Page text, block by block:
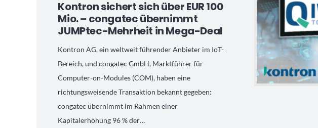
Kontron sichert sich über EUR 100
Mio. – congatec übernimmt
JUMPtec-Mehrheit in Mega-Deal
Kontron AG, ein weltweit führender Anbieter im IoT-
Bereich, und congatec GmbH, Marktführer für
Computer-on-Modules (COM), haben eine
richtungsweisende Transaktion bekannt gegeben:
congatec übernimmt im Rahmen einer
Kapitalerhöhung 96 % der…